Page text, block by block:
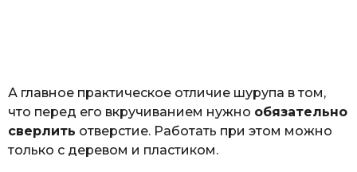
А главное практическое отличие шурупа в том,
что перед его вкручиванием нужно обязательно
сверлить отверстие. Работать при этом можно
только с деревом и пластиком.